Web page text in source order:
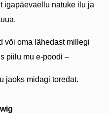
igapäevaellu natuke ilu ja
või oma lähedast millegi
piilu mu e-poodi –
jaoks midagi toredat.